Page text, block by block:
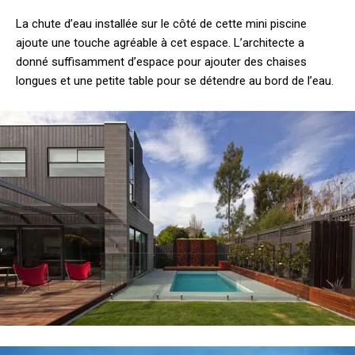
La chute d’eau installée sur le côté de cette mini piscine
ajoute une touche agréable à cet espace. L’architecte a
donné suffisamment d’espace pour ajouter des chaises
longues et une petite table pour se détendre au bord de l’eau.